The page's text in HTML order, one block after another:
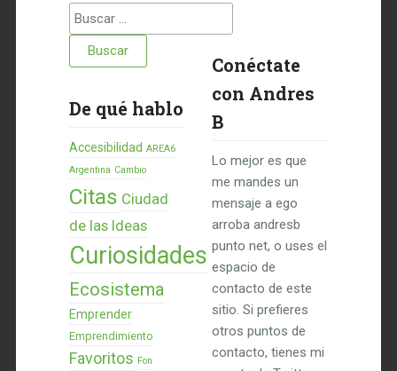
Buscar:
De qué hablo
Accesibilidad AREA6
Argentina Cambio
Citas Ciudad
de las Ideas
Curiosidades
Ecosistema
Emprender
Emprendimiento
Favoritos Fon
Conéctate
con Andres
B
Lo mejor es que
me mandes un
mensaje a ego
arroba andresb
punto net, o uses el
espacio de
contacto de este
sitio. Si prefieres
otros puntos de
contacto, tienes mi